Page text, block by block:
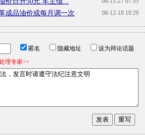
08-12-18 19:29
成品油价或每月调一次
匿名 隐藏地址
设为辩论话题
理专家>>